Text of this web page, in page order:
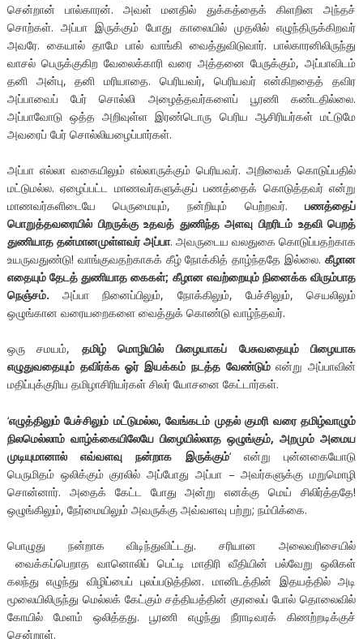
சென்றான் பால்காரன். அவள் மனதில் துக்கத்தைக் கிளறின அந்தச்
சொற்கள். அப்பா இருக்கும் போது காலையில் முதலில் எழுந்திருக்கிறவர்
அவரே. கையால் தாமே பால் வாங்கி வைத்துவிடுவார். பால்காரனிலிருந்து
வாசல் பெருக்குகிற வேலைக்காரி வரை அத்தனை பேருக்கும், அப்பாவிடம்
தனி அன்பு, தனி மரியாதை. பெரியவர், பெரியவர் என்கிறதைத் தவிர
அப்பாவைப் பேர் சொல்லி அழைத்தவர்களைப் பூரணி கண்டதில்லை.
அப்பாவோடு ஒத்த அறிவுள்ள இரண்டொரு பெரிய ஆசிரியர்கள் மட்டுமே
அவரைப் பேர் சொல்லியழைப்பார்கள்.
அப்பா எல்லா வகையிலும் எல்லாருக்கும் பெரியவர். அறிவைக் கொடுப்பதில்
மட்டுமல்ல. ஏழைப்பட்ட மாணவர்களுக்குப் பணத்தைக் கொடுத்தவர் என்று
மாணவர்களிடையே பெருமையும், நன்றியும் பெற்றவர்.பணத்தைப்
பொறுத்தவரையில் பிறருக்கு உதவத் துணிந்த அளவு பிறரிடம் உதவி பெறத்
துணியாத தன்மானமுள்ளவர் அப்பா. அவருடைய வலதுகை கொடுப்பதற்காக
உயருவதுண்டு! வாங்குவதற்காகக் கீழ் நோக்கித் தாழ்ந்ததே இல்லை.கீழான
எதையும் தேடத் துணியாத கைகள்; கீழான எவற்றையும் நினைக்க விரும்பாத
நெஞ்சம்.அப்பா நினைப்பிலும், நோக்கிலும், பேச்சிலும், செயலிலும்
ஒழுங்கான வரையறைகளை வைத்துக் கொண்டு வாழ்ந்தவர்.
ஒரு சமயம், தமிழ் மொழியில் பிழையாகப் பேசுவதையும் பிழையாக
எழுதுவதையும் தவிர்க்க ஓர் இயக்கம் நடத்த வேண்டும்என்று அப்பாவின்
மதிப்புக்குரிய தமிழாசிரியர்கள் சிலர் யோசனை கேட்டார்கள்.
‘எழுத்திலும் பேச்சிலும் மட்டுமல்ல,வேங்கடம் முதல் குமரி வரை தமிழ்வாழும்
நிலமெல்லாம் வாழ்க்கையிலேயே பிழையில்லாத ஒழுங்கும்,அறமும் அமைய
முடியுமானால்
எவ்வளவு நன்றாக இருக்கும்‘ என்று புன்னகையோடு
பெருமிதம் ஒலிக்கும் குரலில் அப்போது அப்பா – அவர்களுக்கு மறுமொழி
சொன்னார். அதைக் கேட்ட போது அன்று எனக்கு மெய் சிலிர்த்ததே!
ஒழுங்கிலும், நேர்மையிலும் அவருக்கு அவ்வளவு பற்று; நம்பிக்கை.
பொழுது நன்றாக விடிந்துவிட்டது. சரியான அலைவரிசையில்
வைக்கப்பெறாத வானொலிப் பெட்டி மாதிரி வீதியின் பல்வேறு ஒலிகள்
கலந்து எழுந்து விழிப்பைப் புலப்படுத்தின. மானிடத்தின் இதயத்தில் அடி
மூலையிலிருந்து மெல்லக் கேட்கும் சத்தியத்தின் குரலைப் போல் தொலைவில்
கோயில் மேளம் ஒலித்தது. பூரணி எழுந்து நீராடிவரக் கிணற்றடிக்குச்
சென்றாள்.